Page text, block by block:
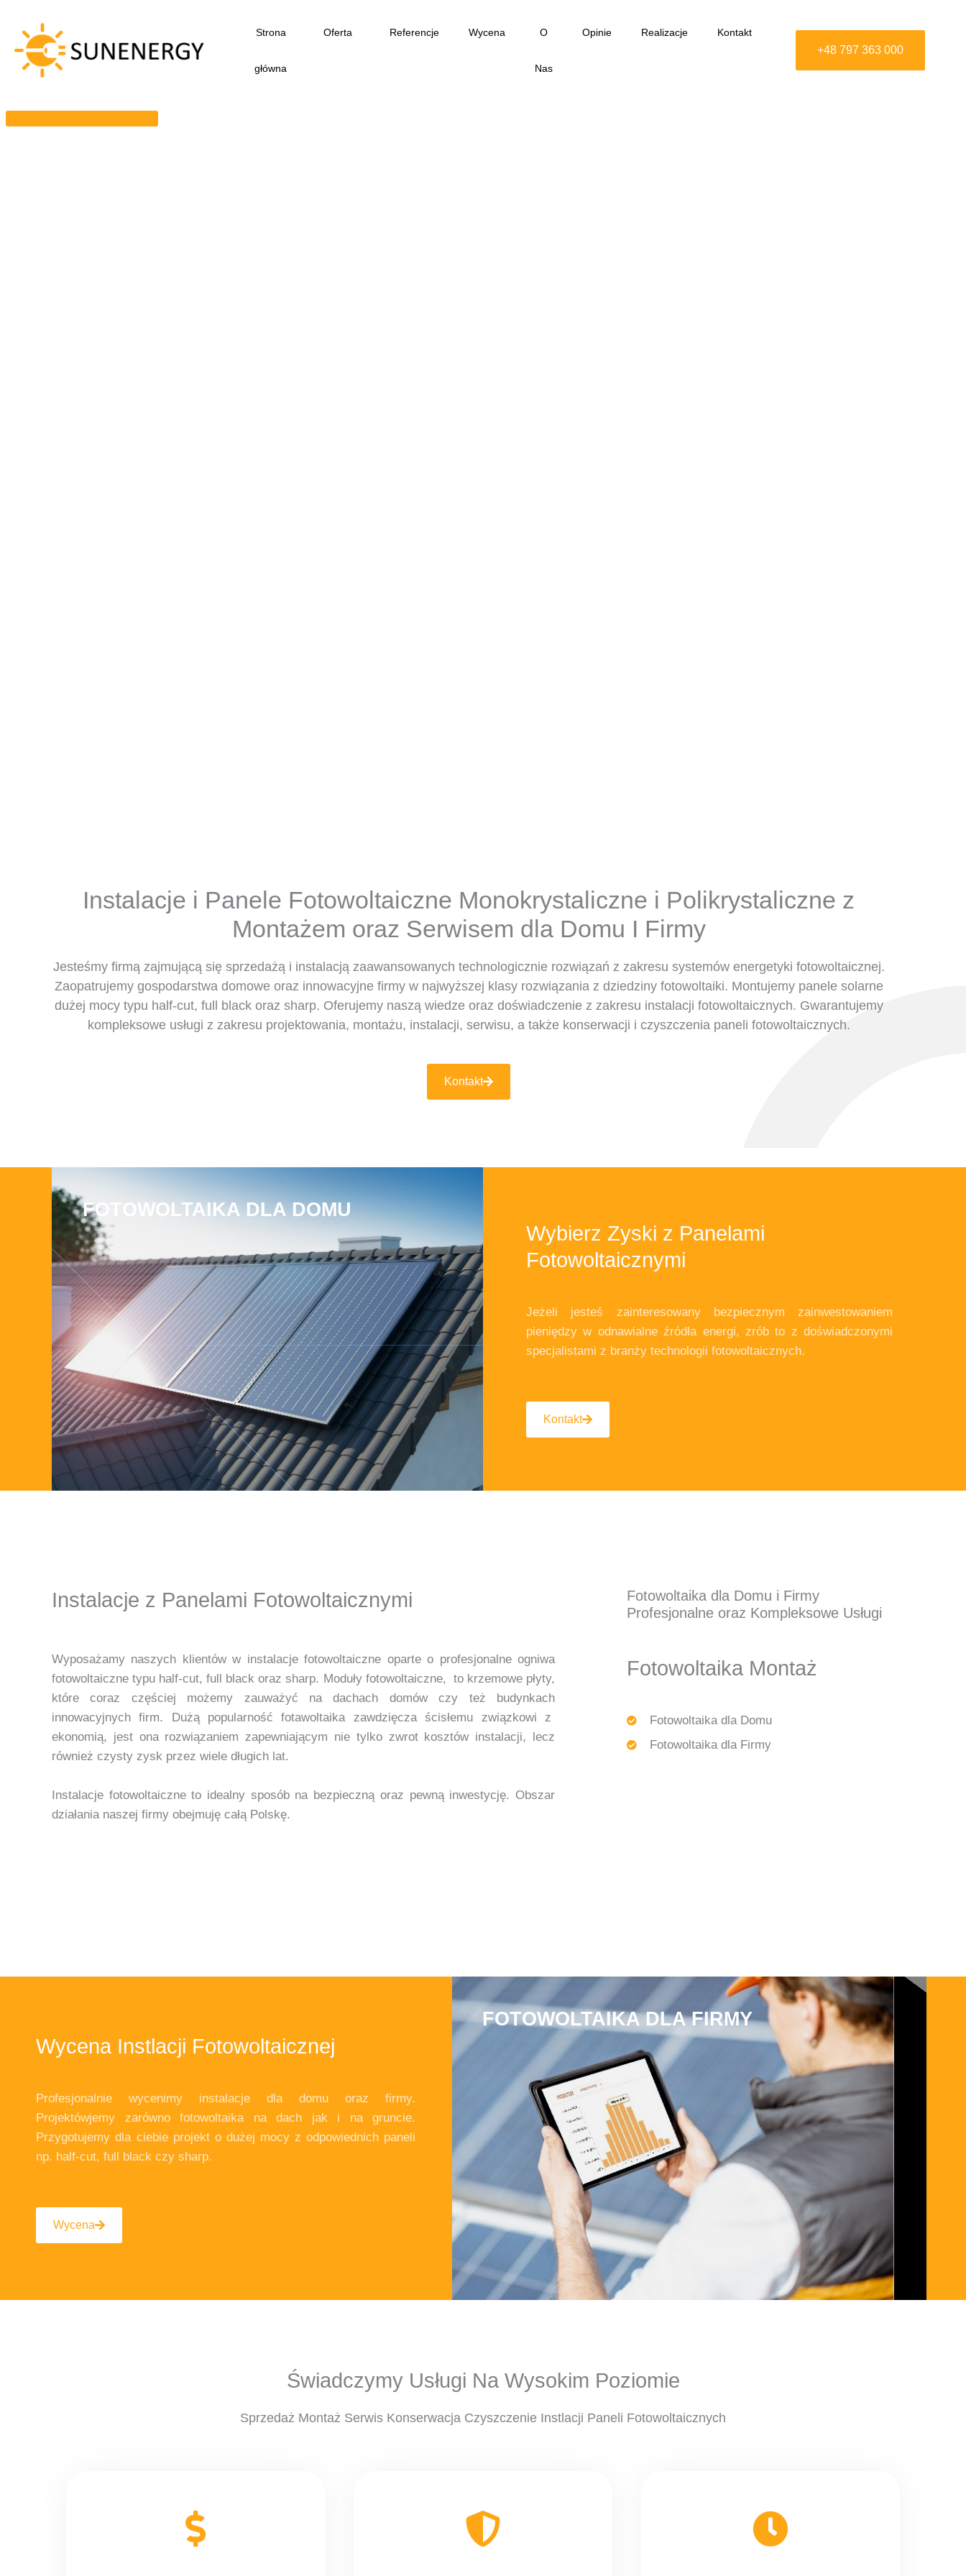
treści
Strona
główna
Oferta Referencje Wycena O
Nas
Opinie Realizacje Kontakt
+48 797 363 000
Instalacje i Panele Fotowoltaiczne Monokrystaliczne i Polikrystaliczne z
Montażem oraz Serwisem dla Domu I Firmy
Jesteśmy firmą zajmującą się sprzedażą i instalacją zaawansowanych technologicznie rozwiązań z zakresu systemów energetyki fotowoltaicznej.
Zaopatrujemy gospodarstwa domowe oraz innowacyjne firmy w najwyższej klasy rozwiązania z dziedziny fotowoltaiki. Montujemy panele solarne
dużej mocy typu half-cut, full black oraz sharp. Oferujemy naszą wiedze oraz doświadczenie z zakresu instalacji fotowoltaicznych. Gwarantujemy
kompleksowe usługi z zakresu projektowania, montażu, instalacji, serwisu, a także konserwacji i czyszczenia paneli fotowoltaicznych.
Kontakt
FOTOWOLTAIKA DLA DOMU
Wybierz Zyski z Panelami
Fotowoltaicznymi
Jeżeli jesteś zainteresowany bezpiecznym zainwestowaniem
pieniędzy w odnawialne źródła energi, zrób to z doświadczonymi
specjalistami z branży technologii fotowoltaicznych.
Kontakt
Instalacje z Panelami Fotowoltaicznymi
Wyposażamy naszych klientów w instalacje fotowoltaiczne oparte o profesjonalne ogniwa
fotowoltaiczne typu half-cut, full black oraz sharp. Moduły fotowoltaiczne, to krzemowe płyty,
które coraz częściej możemy zauważyć na dachach domów czy też budynkach
innowacyjnych firm. Dużą popularność fotawoltaika zawdzięcza ścisłemu związkowi z
ekonomią, jest ona rozwiązaniem zapewniającym nie tylko zwrot kosztów instalacji, lecz
również czysty zysk przez wiele długich lat.
Instalacje fotowoltaiczne to idealny sposób na bezpieczną oraz pewną inwestycję. Obszar
działania naszej firmy obejmuję całą Polskę.
Fotowoltaika dla Domu i Firmy
Profesjonalne oraz Kompleksowe Usługi
Fotowoltaika Montaż
Fotowoltaika dla Domu
Fotowoltaika dla Firmy
Wycena Instlacji Fotowoltaicznej
Profesjonalnie wycenimy instalacje dla domu oraz firmy.
Projektówjemy zarówno fotowoltaika na dach jak i na gruncie.
Przygotujemy dla ciebie projekt o dużej mocy z odpowiednich paneli
np. half-cut, full black czy sharp.
Wycena
FOTOWOLTAIKA DLA FIRMY
Świadczymy Usługi Na Wysokim Poziomie
Sprzedaż Montaż Serwis Konserwacja Czyszczenie Instlacji Paneli Fotowoltaicznych